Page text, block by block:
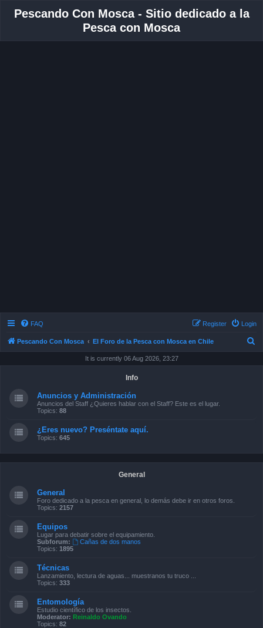
Pescando Con Mosca - Sitio dedicado a la
Pesca con Mosca
FAQ Login
Register
Pescando Con Mosca El Foro de la Pesca con Mosca en Chile
It is currently 06 Aug 2026, 23:27
Info
Anuncios y Administración
Anuncios del Staff ¿Quieres hablar con el Staff? Este es el lugar.
Topics: 88
¿Eres nuevo? Preséntate aquí.
Topics: 645
General
General
Foro dedicado a la pesca en general, lo demás debe ir en otros foros.
Topics: 2157
Equipos
Lugar para debatir sobre el equipamiento.
Subforum:
Cañas de dos manos
Topics: 1895
Técnicas
Lanzamiento, lectura de aguas... muestranos tu truco ...
Topics: 333
Entomología
Estudio científico de los insectos.
Moderator: Reinaldo Ovando
Topics: 82